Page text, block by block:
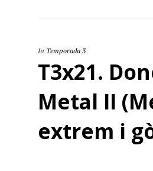
In Temporada 3
T3x21.
Metal II
extrem i